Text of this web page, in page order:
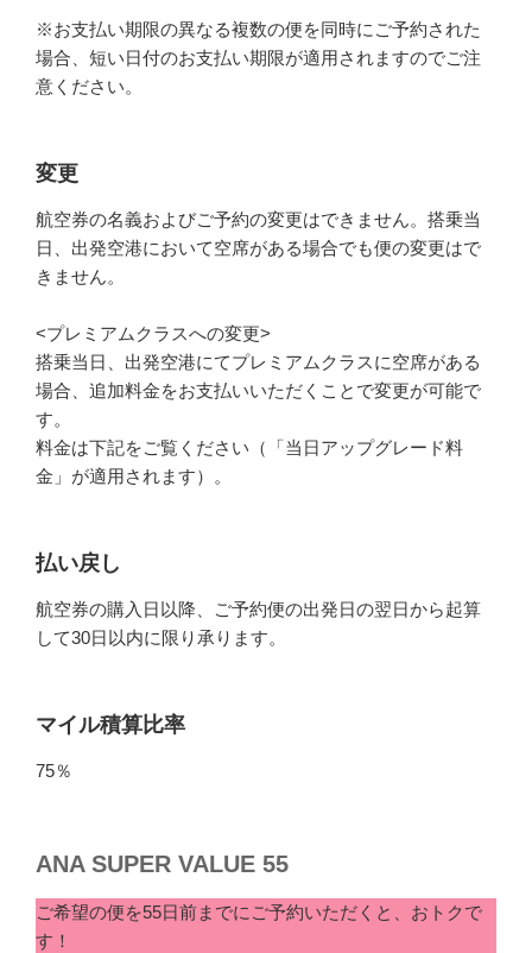
※お支払い期限の異なる複数の便を同時にご予約された
場合、短い日付のお支払い期限が適用されますのでご注
意ください。
変更
航空券の名義およびご予約の変更はできません。搭乗当
日、出発空港において空席がある場合でも便の変更はで
きません。
<プレミアムクラスへの変更>
搭乗当日、出発空港にてプレミアムクラスに空席がある
場合、追加料金をお支払いいただくことで変更が可能で
す。
料金は下記をご覧ください（「当日アップグレード料
金」が適用されます）。
払い戻し
航空券の購入日以降、ご予約便の出発日の翌日から起算
して30日以内に限り承ります。
マイル積算比率
75％
ANA SUPER VALUE 55
ご希望の便を55日前までにご予約いただくと、おトクで
す！